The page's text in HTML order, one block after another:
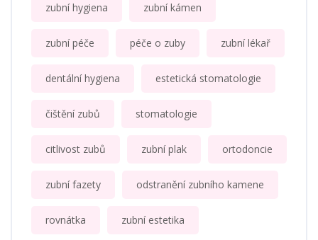
zubní hygiena zubní kámen
zubní péče péče o zuby zubní lékař
dentální hygiena estetická stomatologie
čištění zubů stomatologie
citlivost zubů zubní plak ortodoncie
zubní fazety odstranění zubního kamene
rovnátka zubní estetika